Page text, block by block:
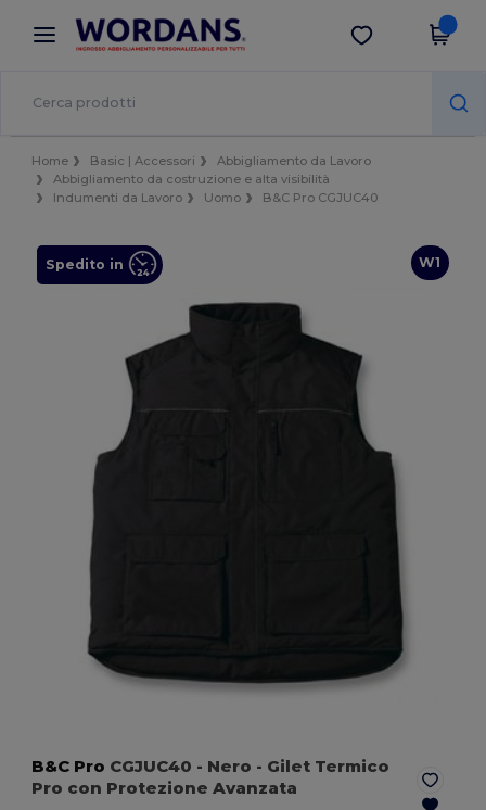
× App Wordans
Prezzi migliori sull'app!
Scarica app
Home Basic | Accessori
Abbigliamento da Lavoro
Abbigliamento da costruzione e alta visibilità
Indumenti da Lavoro
Uomo B&C Pro CGJUC40
W1
Spedito in
B&C Pro CGJUC40 - Nero - Gilet Termico
Pro con Protezione Avanzata